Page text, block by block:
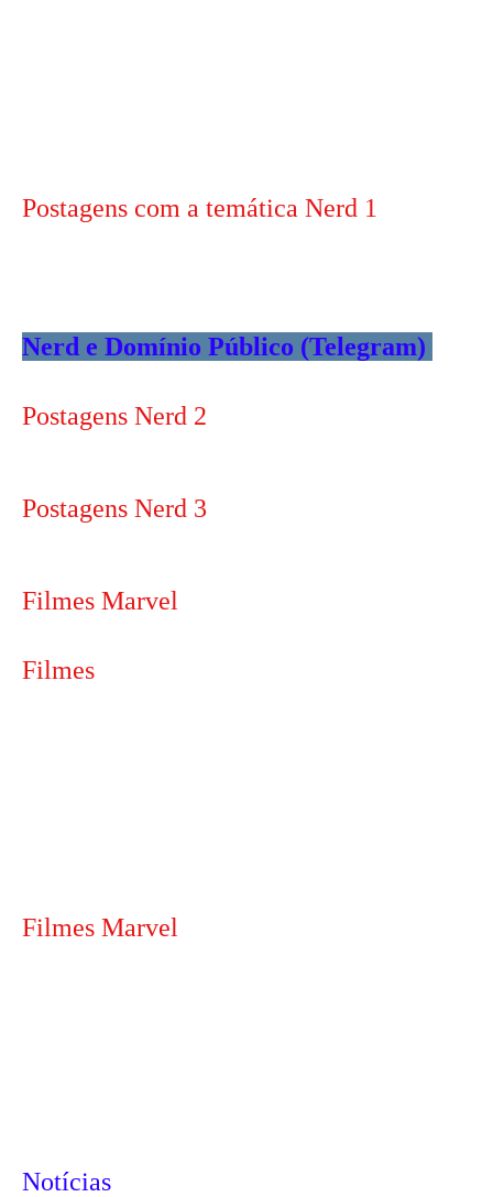
Postagens com a temática Nerd 1
Nerd e Domínio Público (Telegram)
Postagens Nerd 2
Postagens Nerd 3
Filmes Marvel
Filmes
Filmes Marvel
Notícias